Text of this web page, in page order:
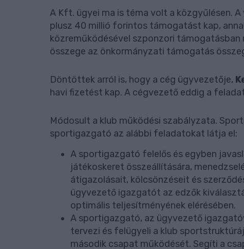
A Kft. ügyei ma is téma volt a közgyűlésen.
plusz 40 millió forintos támogatást kap,
közreműködésével szponzori
összege az önkormányzati támogatás
Döntöttek arról is, hogy a cég ügyvezetője,
havi fizetést kap. A cégvezető eddig a
Módosult a klub működési szabályzata.
sportigazgató az alábbi feladatokat látja el:
A sportigazgató felelős és egyben
játékoskeret összeállítására,
átigazolásait, kölcsönzéseit és
ügyvezető igazgatót az edzők
optimális teljesítményének elérésében.
A sportigazgató, az ügyvezető
tervezi és felügyeli a klub
második csapat működését. Segíti a